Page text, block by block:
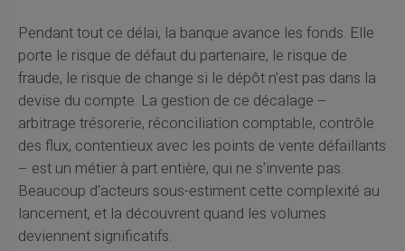
Pendant tout ce délai, la banque avance les fonds. Elle
porte le risque de défaut du partenaire, le risque de
fraude, le risque de change si le dépôt n'est pas dans la
devise du compte. La gestion de ce décalage –
arbitrage trésorerie, réconciliation comptable, contrôle
des flux, contentieux avec les points de vente défaillants
– est un métier à part entière, qui ne s'invente pas.
Beaucoup d'acteurs sous-estiment cette complexité au
lancement, et la découvrent quand les volumes
deviennent significatifs.